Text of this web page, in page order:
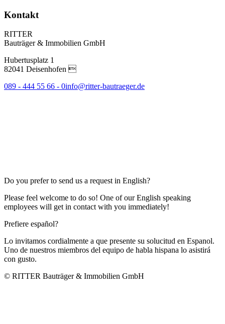
Kontakt
RITTER
Bauträger & Immobilien GmbH
Hubertusplatz 1
82041 Deisenhofen 
089 - 444 55 66 - 0info@ritter-bautraeger.de
Do you prefer to send us a request in English?
Please feel welcome to do so! One of our English speaking
employees will get in contact with you immediately!
Prefiere español?
Lo invitamos cordialmente a que presente su solucitud en Espanol.
Uno de nuestros miembros del equipo de habla hispana lo asistirá
con gusto.
© RITTER Bauträger & Immobilien GmbH